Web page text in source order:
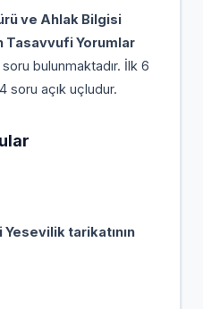
ve Ahlak Bilgisi
Tasavvufi Yorumlar
bulunmaktadır. İlk 6
soru açık uçludur.
tarikatının